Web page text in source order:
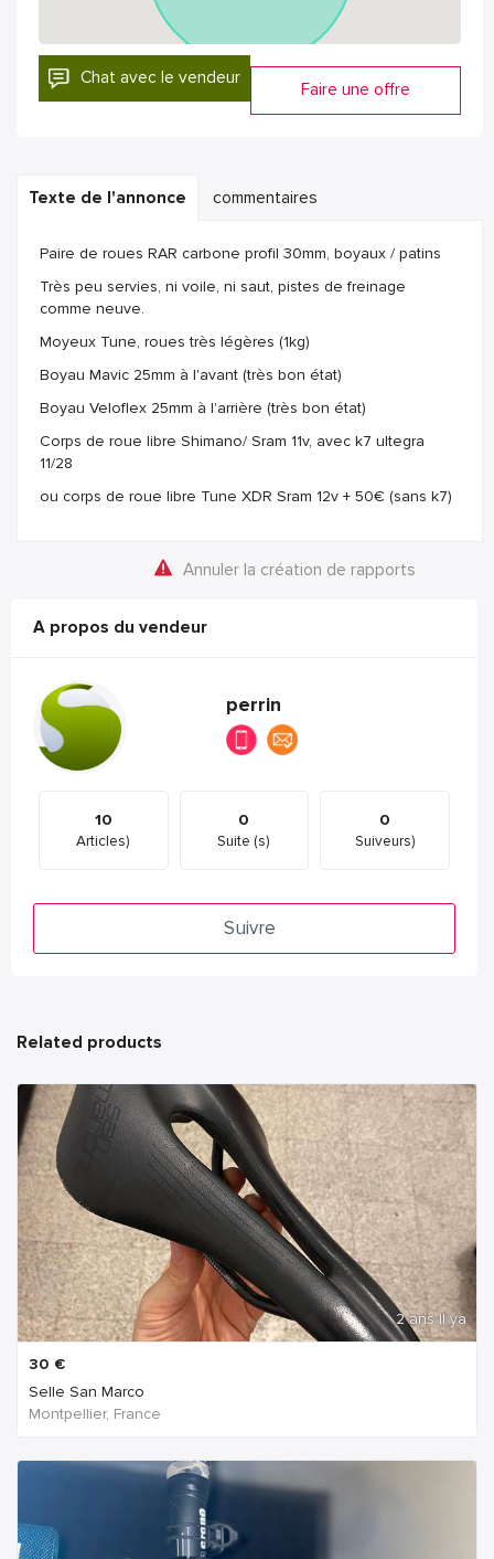
Chat avec le vendeur
Faire une offre
Texte de l'annonce commentaires
Paire de roues RAR carbone profil 30mm, boyaux / patins
Très peu servies, ni voile, ni saut, pistes de freinage
comme neuve.
Moyeux Tune, roues très légères (1kg)
Boyau Mavic 25mm à l'avant (très bon état)
Boyau Veloflex 25mm à l'arrière (très bon état)
Corps de roue libre Shimano/ Sram 11v, avec k7 ultegra
11/28
ou corps de roue libre Tune XDR Sram 12v + 50€ (sans k7)
Annuler la création de rapports
A propos du vendeur
perrin
10
Articles)
0
Suite (s)
0
Suiveurs)
Suivre
Related products
2 ans Il ya
30 €
Selle San Marco
Montpellier, France